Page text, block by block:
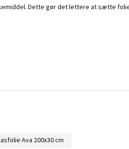
Dette gør det lettere at sætte
Ava 200x30 cm